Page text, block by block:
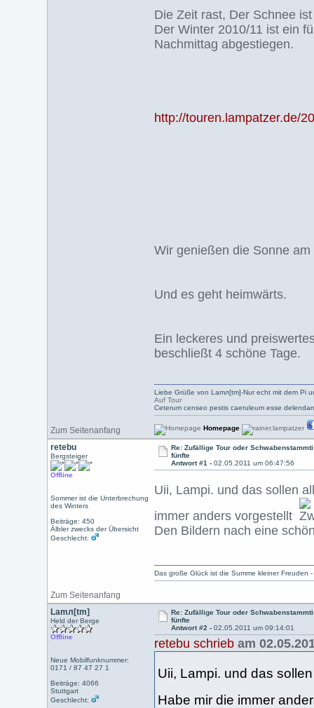
Die Zeit rast, Der Schnee
Der Winter 2010/11 ist ein
Nachmittag abgestiegen.
http://touren.lampatzer.de/
Wir genießen die Sonne
Und es geht heimwärts.
Ein leckeres und
beschließt 4 schöne Tage.
Zum Seitenanfang
Liebe Grüße von Lamл[tm]-Nur echt mit dem Pi
Auf Tour
Ceterum censeo pestis caeruleum esse
Homepage
retebu
Bergsteiger
Offline
Sommer ist die Unterbrechung
des Winters
Beiträge: 450
Älbler zwecks der Übersicht
Geschlecht:
Re: Zufällige Tour oder
fünfte
Antwort #1 -02.05.2011 um 06:47:56
Uii, Lampi. und das sollen
immer anders vorgestellt
Den Bildern nach eine
Zum Seitenanfang
Das große Glück ist die Summe kleiner Freuden
Lamл[tm]
Held der Berge
Offline
Neue Mobilfunknummer:
0171 / 87 47 27 1
Beiträge: 4066
Stuttgart
Geschlecht:
Re: Zufällige Tour oder
fünfte
Antwort #2 -02.05.2011 um 09:14:01
retebu schrieb am
Uii, Lampi. und das
Habe mir die immer